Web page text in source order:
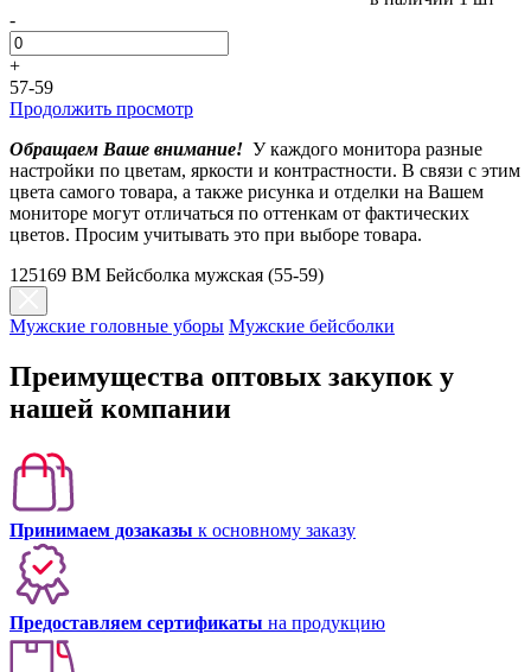
-
+
57-59
Продолжить просмотр
Обращаем Ваше внимание! У каждого монитора разные
настройки по цветам, яркости и контрастности. В связи с этим
цвета самого товара, а также рисунка и отделки на Вашем
мониторе могут отличаться по оттенкам от фактических
цветов. Просим учитывать это при выборе товара.
125169 BM Бейсболка мужская (55-59)
Мужские головные уборы Мужские бейсболки
Преимущества оптовых закупок у
нашей компании
Принимаем дозаказы к основному заказу
Предоставляем сертификаты на продукцию